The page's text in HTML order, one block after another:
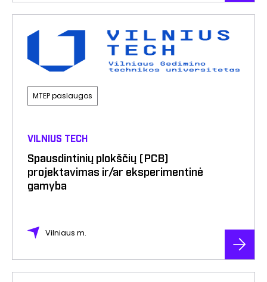
MTEP paslaugos
VILNIUS TECH
Spausdintinių plokščių (PCB)
projektavimas ir/ar eksperimentinė
gamyba
Vilniaus m.